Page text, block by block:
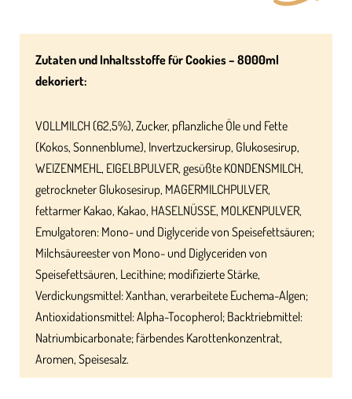
Zutaten und Inhaltsstoffe für Cookies – 8000ml
dekoriert:
VOLLMILCH (62,5%), Zucker, pflanzliche Öle und Fette
(Kokos, Sonnenblume), Invertzuckersirup, Glukosesirup,
WEIZENMEHL, EIGELBPULVER, gesüßte KONDENSMILCH,
getrockneter Glukosesirup, MAGERMILCHPULVER,
fettarmer Kakao, Kakao, HASELNÜSSE, MOLKENPULVER,
Emulgatoren: Mono- und Diglyceride von Speisefettsäuren;
Milchsäureester von Mono- und Diglyceriden von
Speisefettsäuren, Lecithine; modifizierte Stärke,
Verdickungsmittel: Xanthan, verarbeitete Euchema-Algen;
Antioxidationsmittel: Alpha-Tocopherol; Backtriebmittel:
Natriumbicarbonate; färbendes Karottenkonzentrat,
Aromen, Speisesalz.